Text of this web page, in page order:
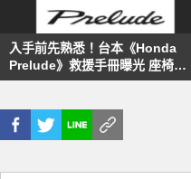
入手前先熟悉！台本《Honda
Prelude》救援手冊曝光 座椅與
方向盤皆為手動調整